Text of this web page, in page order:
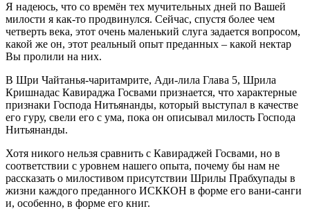
Я надеюсь, что со времён тех мучительных дней по Вашей
милости я как-то продвинулся. Сейчас, спустя более чем
четверть века, этот очень маленький слуга задается вопросом,
какой же он, этот реальный опыт преданных – какой нектар
Вы пролили на них.
В Шри Чайтанья-чаритамрите, Ади-лила Глава 5, Шрила
Кришнадас Кавираджа Госвами признается, что характерные
признаки Господа Нитьянанды, который выступал в качестве
его гуру, свели его с ума, пока он описывал милость Господа
Нитьянанды.
Хотя никого нельзя сравнить с Кавираджей Госвами, но в
соответствии с уровнем нашего опыта, почему бы нам не
рассказать о милостивом присутствии Шрилы Прабхупады в
жизни каждого преданного ИСККОН в форме его вани-санги
и, особенно, в форме его книг.